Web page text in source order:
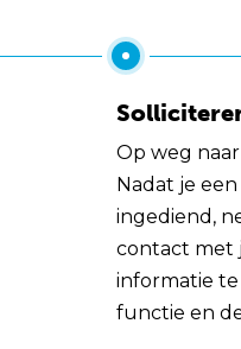
Op weg
Nadat je
ingediend,
contact met
informatie
functie en